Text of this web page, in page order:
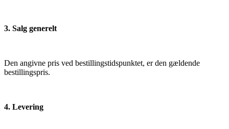
3. Salg generelt
Den angivne pris ved bestillingstidspunktet, er den gældende
bestillingspris.
4. Levering